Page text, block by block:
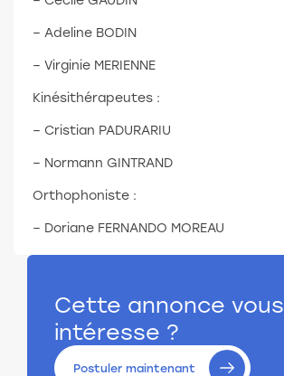
– Adeline BODIN
– Virginie MERIENNE
Kinésithérapeutes :
– Cristian PADURARIU
– Normann GINTRAND
Orthophoniste :
– Doriane FERNANDO MOREAU
Cette annonce vous
intéresse ?
Postuler maintenant